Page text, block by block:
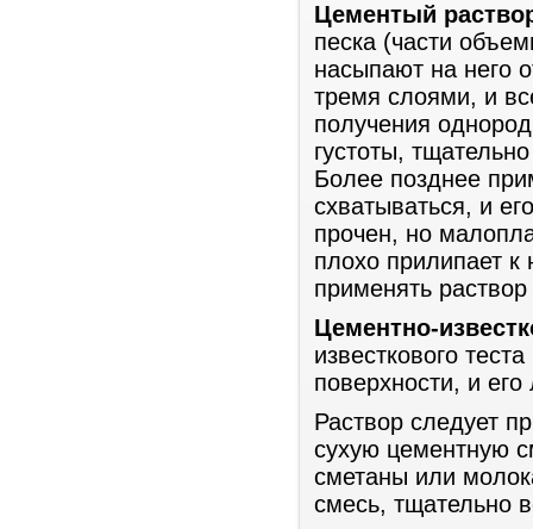
Цементый
песка (части
насыпают на него
тремя слоями, и
получения
густоты,
Более позднее
схватываться, и
прочен, но
плохо прилипает
применять
Цементно-
известкового
поверхности, и его
Раствор следует
сухую цементную
сметаны или
смесь, тщательно